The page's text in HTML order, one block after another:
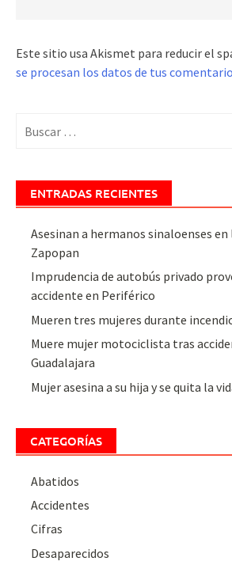
Este sitio usa Akismet para reducir el
se procesan los datos de tus
ENTRADAS RECIENTES
Asesinan a hermanos sinaloenses en
Zapopan
Imprudencia de autobús privado
accidente en Periférico
Mueren tres mujeres durante
Muere mujer motociclista tras
Guadalajara
Mujer asesina a su hija y se quita la
CATEGORÍAS
Abatidos
Accidentes
Cifras
Desaparecidos